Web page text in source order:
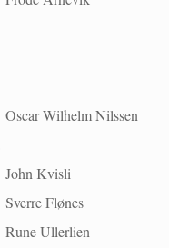
Oscar Wilhelm Nilssen
John Kvisli
Sverre Flønes
Rune Ullerlien